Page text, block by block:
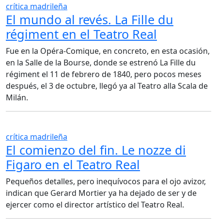
crítica madrileña
El mundo al revés. La Fille du
régiment en el Teatro Real
Fue en la Opéra-Comique, en concreto, en esta ocasión,
en la Salle de la Bourse, donde se estrenó La Fille du
régiment el 11 de febrero de 1840, pero pocos meses
después, el 3 de octubre, llegó ya al Teatro alla Scala de
Milán.
crítica madrileña
El comienzo del fin. Le nozze di
Figaro en el Teatro Real
Pequeños detalles, pero inequívocos para el ojo avizor,
indican que Gerard Mortier ya ha dejado de ser y de
ejercer como el director artístico del Teatro Real.